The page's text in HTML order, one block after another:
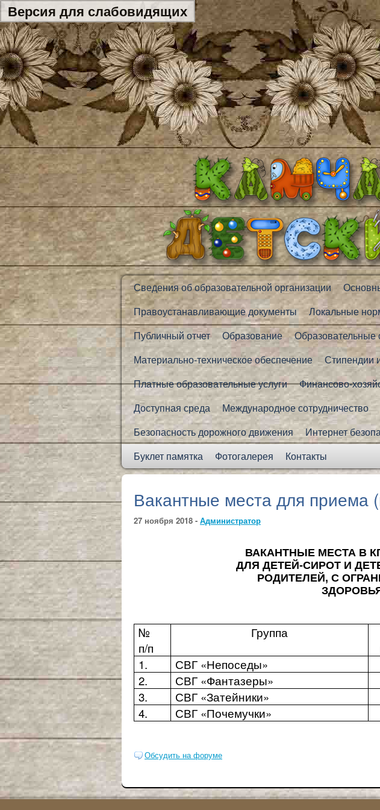
Версия для слабовидящих
Сведения об образовательной организации
Правоустанавливающие документы
Локальные
Публичный отчет
Образование Образовательные
Материально-техническое обеспечение
Стипендии
Платные образовательные услуги
Финансово-
Доступная среда
Международное сотрудничество
Безопасность дорожного движения
Интернет
Буклет памятка
Фотогалерея Контакты
Вакантные места для приема
27 ноября 2018 - Администратор
ВАКАНТНЫЕ МЕСТА В
ДЛЯ ДЕТЕЙ-СИРОТ И
РОДИТЕЛЕЙ, С
№
п/п
Группа
1.
СВГ «Непоседы»
2.
СВГ «Фантазеры»
3.
СВГ «Затейники»
4.
СВГ «Почемучки»
Обсудить на форуме